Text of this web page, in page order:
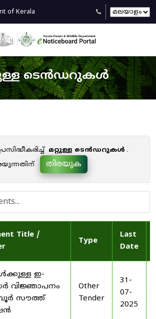
of Kerala
ടെൻഡറുകൾ
മറ്റുള്ള ടെൻഡറുകൾ .
തിരയുക
Title /
Type
Last
Date
ഇ-
വിജ്ഞാപനം
സൗത്ത്
Other
Tender
31-
07-
2025